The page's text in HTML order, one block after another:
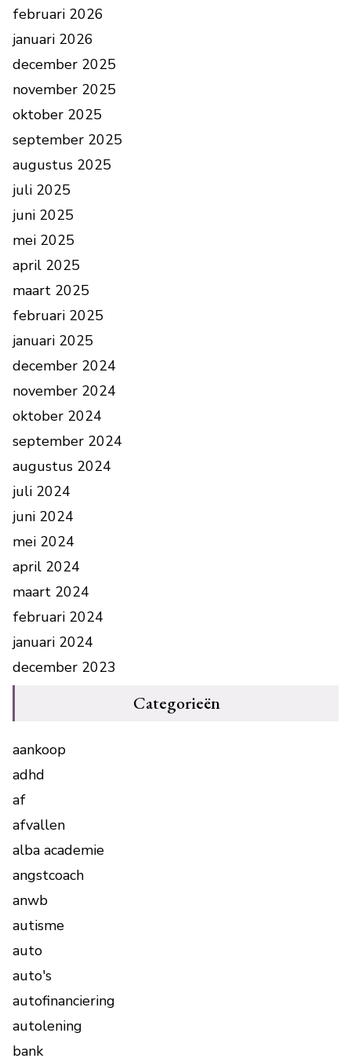
februari 2026
januari 2026
december 2025
november 2025
oktober 2025
september 2025
augustus 2025
juli 2025
juni 2025
mei 2025
april 2025
maart 2025
februari 2025
januari 2025
december 2024
november 2024
oktober 2024
september 2024
augustus 2024
juli 2024
juni 2024
mei 2024
april 2024
maart 2024
februari 2024
januari 2024
december 2023
Categorieën
aankoop
adhd
af
afvallen
alba academie
angstcoach
anwb
autisme
auto
auto's
autofinanciering
autolening
bank